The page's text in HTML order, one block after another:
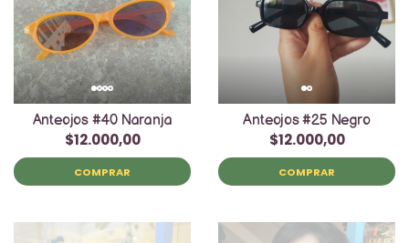
Anteojos #40 Naranja
$12.000,00
COMPRAR
Anteojos #25 Negro
$12.000,00
COMPRAR